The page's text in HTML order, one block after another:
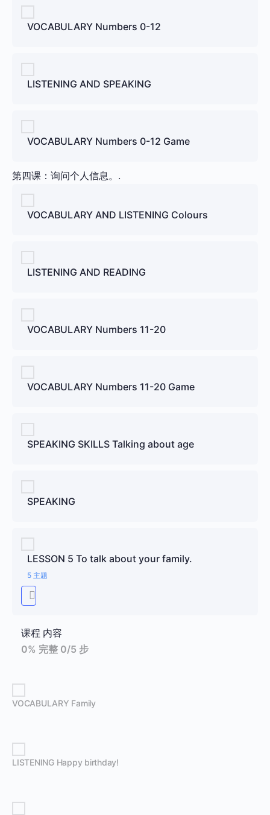
VOCABULARY Numbers 0-12
LISTENING AND SPEAKING
VOCABULARY Numbers 0-12 Game
第四课：询问个人信息。.
VOCABULARY AND LISTENING Colours
LISTENING AND READING
VOCABULARY Numbers 11-20
VOCABULARY Numbers 11-20 Game
SPEAKING SKILLS Talking about age
SPEAKING
LESSON 5 To talk about your family.
5 主题
课程 内容
0% 完整 0/5 步
VOCABULARY Family
LISTENING Happy birthday!